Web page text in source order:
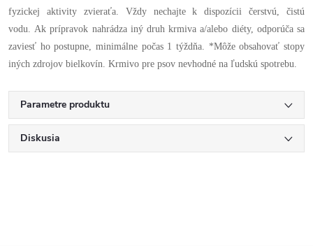
fyzickej aktivity zvieraťa. Vždy nechajte k dispozícii čerstvú, čistú
vodu. Ak prípravok nahrádza iný druh krmiva a/alebo diéty, odporúča sa
zaviesť ho postupne, minimálne počas 1 týždňa. *Môže obsahovať stopy
iných zdrojov bielkovín. Krmivo pre psov nevhodné na ľudskú spotrebu.
Parametre produktu
Diskusia